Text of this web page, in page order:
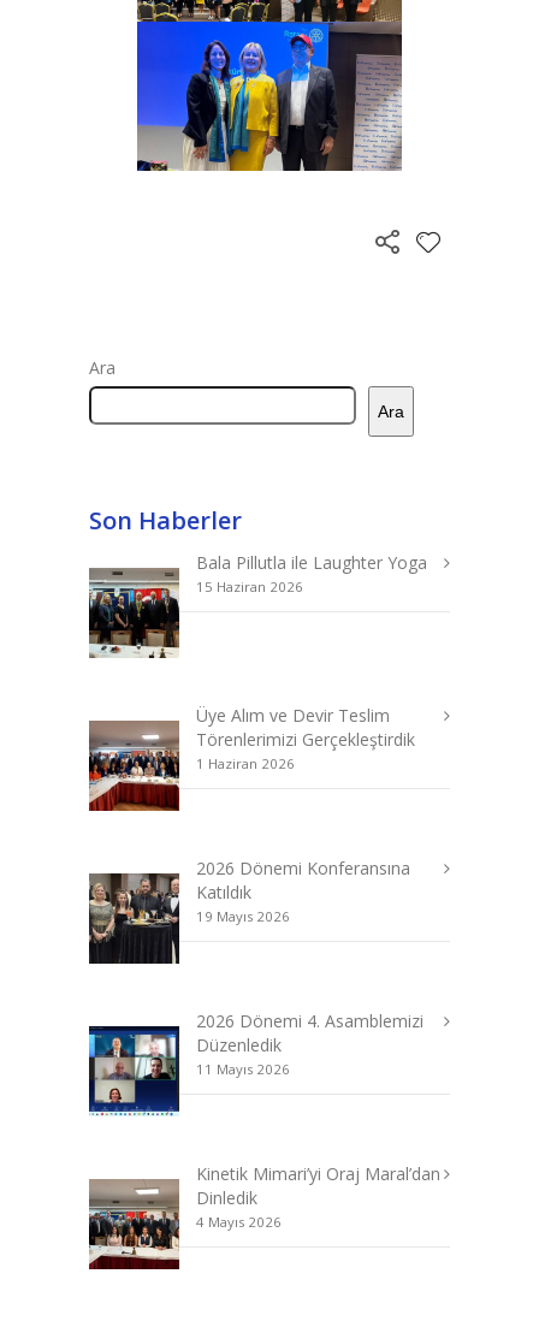
Ara
Ara
Son Haberler
Bala Pillutla ile Laughter Yoga
15 Haziran 2026
Üye Alım ve Devir Teslim
Törenlerimizi Gerçekleştirdik
1 Haziran 2026
2026 Dönemi Konferansına
Katıldık
19 Mayıs 2026
2026 Dönemi 4. Asamblemizi
Düzenledik
11 Mayıs 2026
Kinetik Mimari’yi Oraj Maral’dan
Dinledik
4 Mayıs 2026